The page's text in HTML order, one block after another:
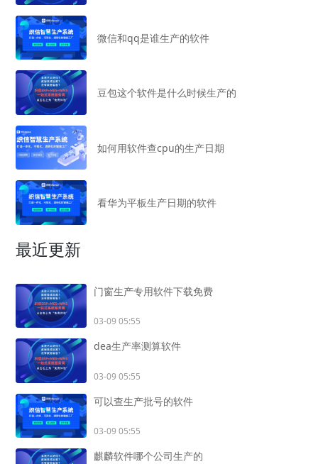
微信和qq是谁生产的软件
豆包这个软件是什么时候生产的
如何用软件查cpu的生产日期
看华为平板生产日期的软件
最近更新
门窗生产专用软件下载免费
03-09 05:55
dea生产率测算软件
03-09 05:55
可以查生产批号的软件
03-09 05:55
麒麟软件哪个公司生产的